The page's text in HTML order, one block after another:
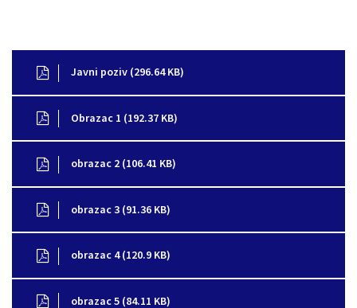
Javni poziv (296.64 KB)
Obrazac 1 (192.37 KB)
obrazac 2 (106.41 KB)
obrazac 3 (91.36 KB)
obrazac 4 (120.9 KB)
obrazac 5 (84.11 KB)